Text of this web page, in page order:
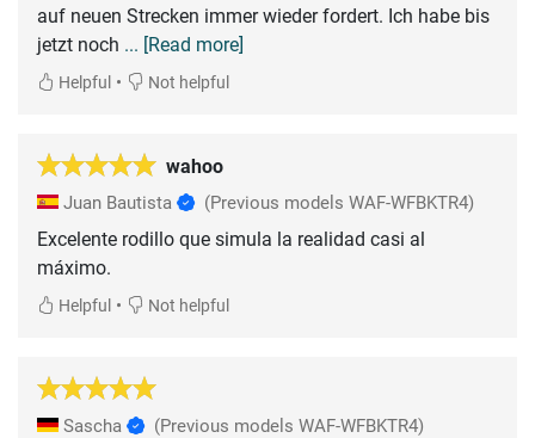
auf neuen Strecken immer wieder fordert. Ich habe bis
jetzt noch ... [Read more]
Helpful • Not helpful
wahoo
Juan Bautista (Previous models WAF-WFBKTR4)
Excelente rodillo que simula la realidad casi al
máximo.
Helpful • Not helpful
Sascha (Previous models WAF-WFBKTR4)